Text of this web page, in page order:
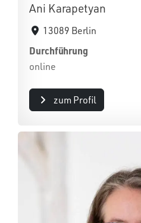
Ani Karapetyan
13089 Berlin
Durchführung
online
zum Profil